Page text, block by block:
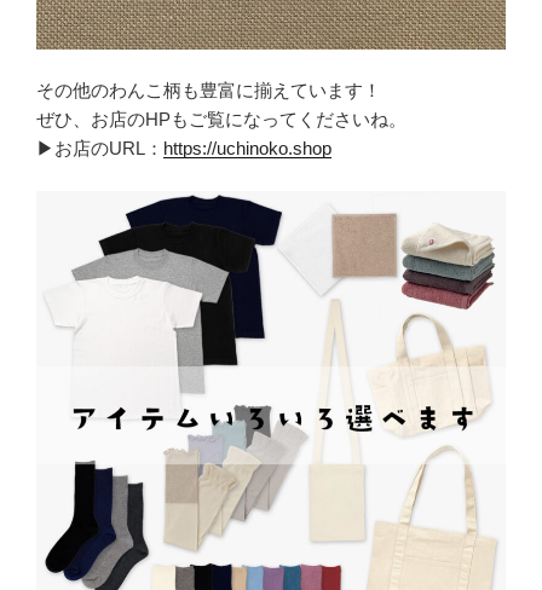
その他のわんこ柄も豊富に揃えています！
ぜひ、お店のHPもご覧になってくださいね。
▶お店のURL： https://uchinoko.shop